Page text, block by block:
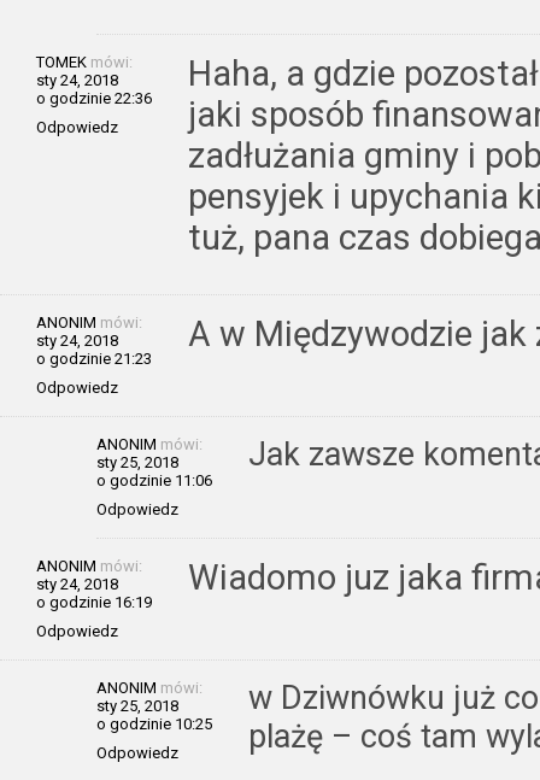
TOMEK mówi:
sty 24, 2018
o godzinie 22:36
Odpowiedz
Haha, a gdzie
jaki sposób
zadłużania gminy i
pensyjek i upychania
tuż, pana czas
ANONIM mówi:
sty 24, 2018
o godzinie 21:23
Odpowiedz
A w Międzywodzie jak
ANONIM mówi:
sty 25, 2018
o godzinie 11:06
Odpowiedz
Jak zawsze
ANONIM mówi:
sty 24, 2018
o godzinie 16:19
Odpowiedz
Wiadomo juz jaka
ANONIM mówi:
sty 25, 2018
o godzinie 10:25
Odpowiedz
w Dziwnówku już
plażę – coś tam